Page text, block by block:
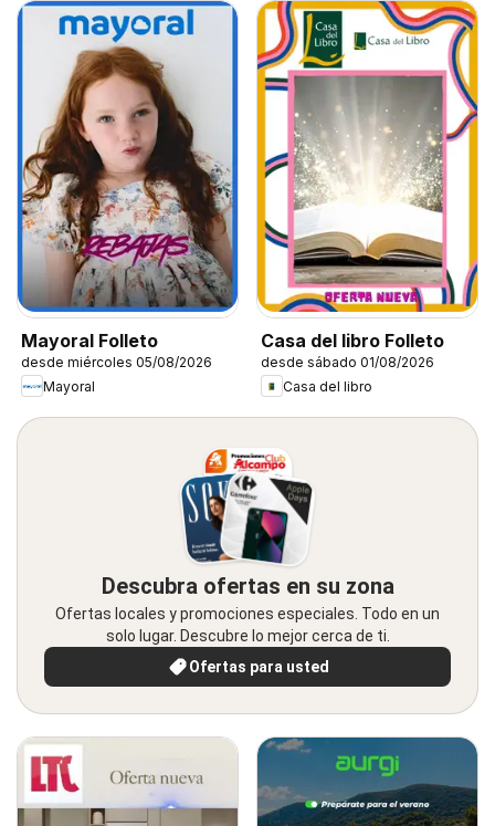
Mayoral Folleto
desde miércoles 05/08/2026
Mayoral
Casa del libro Folleto
desde sábado 01/08/2026
Casa del libro
Descubra ofertas en su zona
Ofertas locales y promociones especiales. Todo en un
solo lugar. Descubre lo mejor cerca de ti.
Ofertas para usted